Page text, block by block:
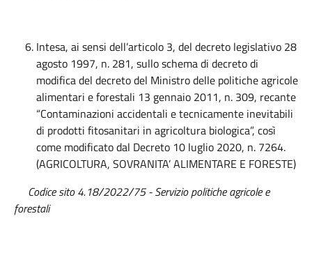
Intesa, ai sensi dell’articolo 3, del decreto legislativo 28
agosto 1997, n. 281, sullo schema di decreto di
modifica del decreto del Ministro delle politiche agricole
alimentari e forestali 13 gennaio 2011, n. 309, recante
“Contaminazioni accidentali e tecnicamente inevitabili
di prodotti fitosanitari in agricoltura biologica”, così
come modificato dal Decreto 10 luglio 2020, n. 7264.
(AGRICOLTURA, SOVRANITA’ ALIMENTARE E FORESTE)
Codice sito 4.18/2022/75 - Servizio politiche agricole e
forestali